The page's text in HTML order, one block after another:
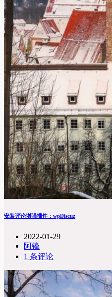
安装评论增强插件：wpDiscuz
2022-01-29
阿锋
1 条评论